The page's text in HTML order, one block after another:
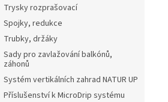
Trysky rozprašovací
Spojky, redukce
Trubky, držáky
Sady pro zavlažování balkónů,
záhonů
Systém vertikálních zahrad NATUR UP
Příslušenství k MicroDrip systému